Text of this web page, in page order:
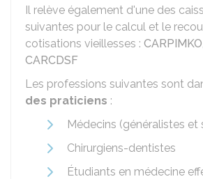
Il relève également d'une des
suivantes pour le calcul et le
cotisations vieillesses : CARPIMKO
CARCDSF
Les professions suivantes sont
des praticiens :
Médecins (généralistes et
Chirurgiens-dentistes
Étudiants en médecine